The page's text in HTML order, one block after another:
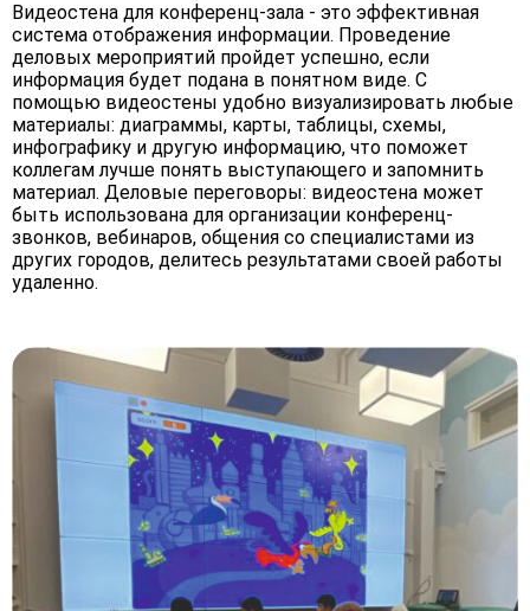
Видеостена для конференц-зала - это эффективная
система отображения информации. Проведение
деловых мероприятий пройдет успешно, если
информация будет подана в понятном виде. С
помощью видеостены удобно визуализировать любые
материалы: диаграммы, карты, таблицы, схемы,
инфографику и другую информацию, что поможет
коллегам лучше понять выступающего и запомнить
материал. Деловые переговоры: видеостена может
быть использована для организации конференц-
звонков, вебинаров, общения со специалистами из
других городов, делитесь результатами своей работы
удаленно.